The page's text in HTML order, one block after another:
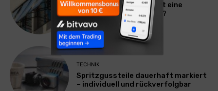
Hitze in der Wohnung: Ist eine
Mietminderung möglich?
TECHNIK
Spritzgussteile dauerhaft markiert
– individuell und rückverfolgbar